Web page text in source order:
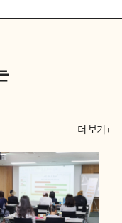
더 보기+